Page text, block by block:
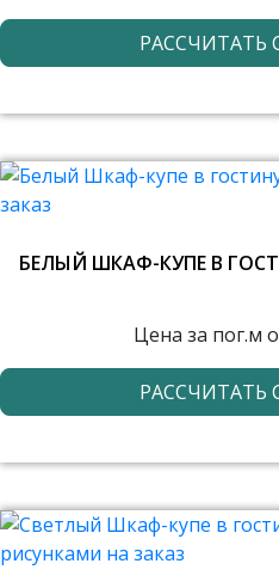
РАССЧИТАТЬ
БЕЛЫЙ ШКАФ-КУПЕ В
Цена за пог.м
РАССЧИТАТЬ